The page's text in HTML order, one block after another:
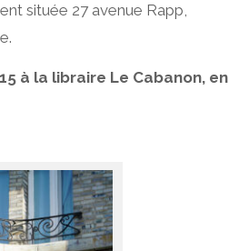
située 27 avenue Rapp,
à la libraire Le Cabanon, en